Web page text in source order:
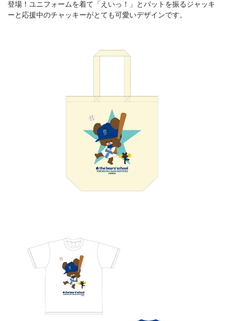
登場！ユニフォームを着て「えいっ！」とバットを振るジャッキ
ーと応援中のチャッキーがとても可愛いデザインです。